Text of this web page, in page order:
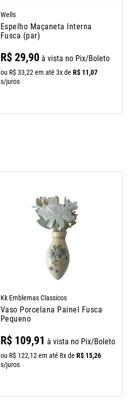
Wells
Espelho Maçaneta Interna
Fusca (par)
R$ 29,90à vista no Pix/Boleto
ou R$ 33,22 em até 3x de R$ 11,07
s/juros
Kk Emblemas Classicos
Vaso Porcelana Painel Fusca
Pequeno
R$ 109,91 à vista no Pix/Boleto
ou R$ 122,12 em até 8x de R$ 15,26
s/juros